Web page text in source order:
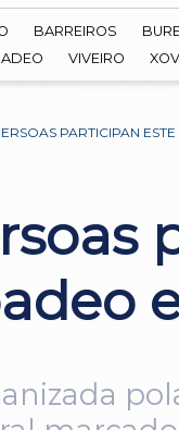
BARREIROS
VIVEIRO
PARTICIPAN